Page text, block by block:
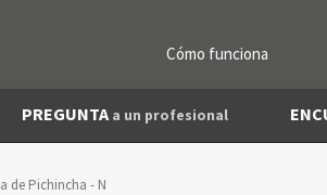
Cómo funciona
PREGUNTA a un profesional
de Pichincha - N